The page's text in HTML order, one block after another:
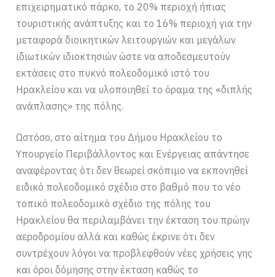
επιχειρηματικό πάρκο, το 20% περιοχή ήπιας
τουριστικής ανάπτυξης και το 16% περιοχή για την
μεταφορά διοικητικών λειτουργιών και μεγάλων
ιδιωτικών ιδιοκτησιών ώστε να αποδεσμευτούν
εκτάσεις στο πυκνό πολεοδομικό ιστό του
Ηρακλείου και να υλοποιηθεί το όραμα της «διπλής
ανάπλασης» της πόλης.
Ωστόσο, στο αίτημα του Δήμου Ηρακλείου το
Υπουργείο Περιβάλλοντος και Ενέργειας απάντησε
αναφέροντας ότι δεν θεωρεί σκόπιμο να εκπονηθεί
ειδικό πολεοδομικό σχέδιο στο βαθμό που το νέο
τοπικό πολεοδομικό σχέδιο της πόλης του
Ηρακλείου θα περιλαμβάνει την έκταση του πρώην
αεροδρομίου αλλά και καθώς έκρινε ότι δεν
συντρέχουν λόγοι να προβλεφθούν νέες χρήσεις γης
και όροι δόμησης στην έκταση καθώς το